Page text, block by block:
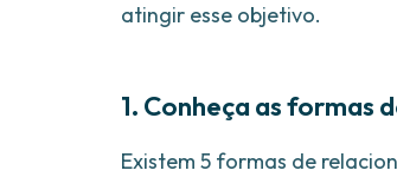
atingir esse objetivo.
1. Conheça as formas
Existem 5 formas de